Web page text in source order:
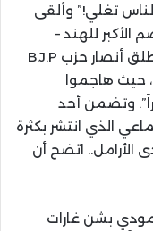
تغلي!” وألقى
الأكبر للهند –
وأرسل الآلاف من الجنود إلى كشمير. أطلق أنصار حزب B.J.P
حيث هاجموا
وتضمن أحد
الذي انتشر بكثرة
الأرامل.. اتضح أن
مودي بشن غارات